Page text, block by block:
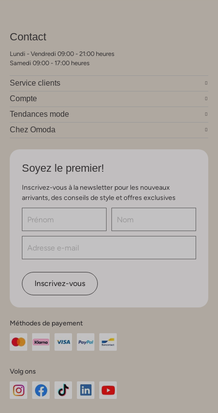
Contact
Lundi - Vendredi 09:00 - 21:00 heures
Samedi 09:00 - 17:00 heures
Service clients
Compte
Tendances mode
Chez Omoda
Soyez le premier!
Inscrivez-vous à la newsletter pour les nouveaux
arrivants, des conseils de style et offres exclusives
Inscrivez-vous
Méthodes de payement
Volg ons